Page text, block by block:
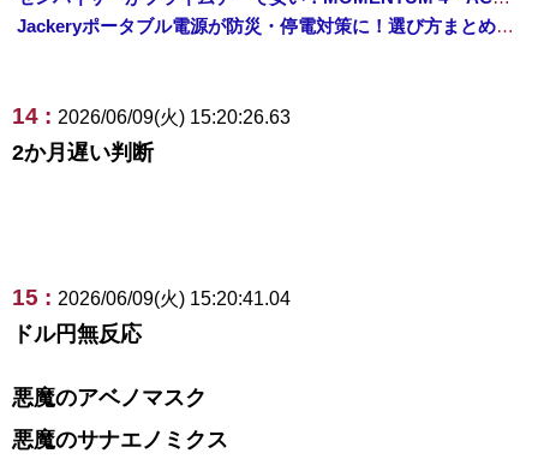
Jackeryポータブル電源が防災・停電対策に！選び方まとめ【プライムデー最終日】
14 : 2026/06/09(火) 15:20:26.63
2か月遅い判断
15 : 2026/06/09(火) 15:20:41.04
ドル円無反応
悪魔のアベノマスク
悪魔のサナエノミクス